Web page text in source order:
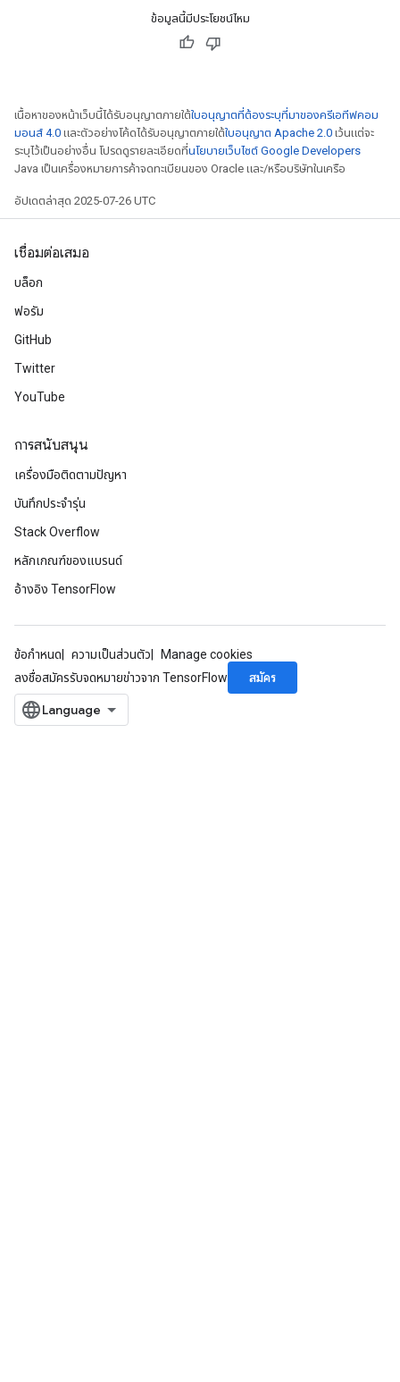
ข้อมูลนี้มีประโยชน์ไหม
เนื้อหาของหน้าเว็บนี้ได้รับอนุญาตภายใต้ใบอนุญาตที่ต้องระบุที่มาของครีเอทีฟคอม
มอนส์ 4.0 และตัวอย่างโค้ดได้รับอนุญาตภายใต้ใบอนุญาต Apache 2.0 เว้นแต่จะ
ระบุไว้เป็นอย่างอื่น โปรดดูรายละเอียดที่นโยบายเว็บไซต์ Google Developers
Java เป็นเครื่องหมายการค้าจดทะเบียนของ Oracle และ/หรือบริษัทในเครือ
อัปเดตล่าสุด 2025-07-26 UTC
เชื่อมต่อเสมอ
บล็อก
ฟอรัม
GitHub
Twitter
YouTube
การสนับสนุน
เครื่องมือติดตามปัญหา
บันทึกประจำรุ่น
Stack Overflow
หลักเกณฑ์ของแบรนด์
อ้างอิง TensorFlow
ข้อกำหนด ความเป็นส่วนตัว
Manage cookies
ลงชื่อสมัครรับจดหมายข่าวจาก TensorFlow
สมัคร